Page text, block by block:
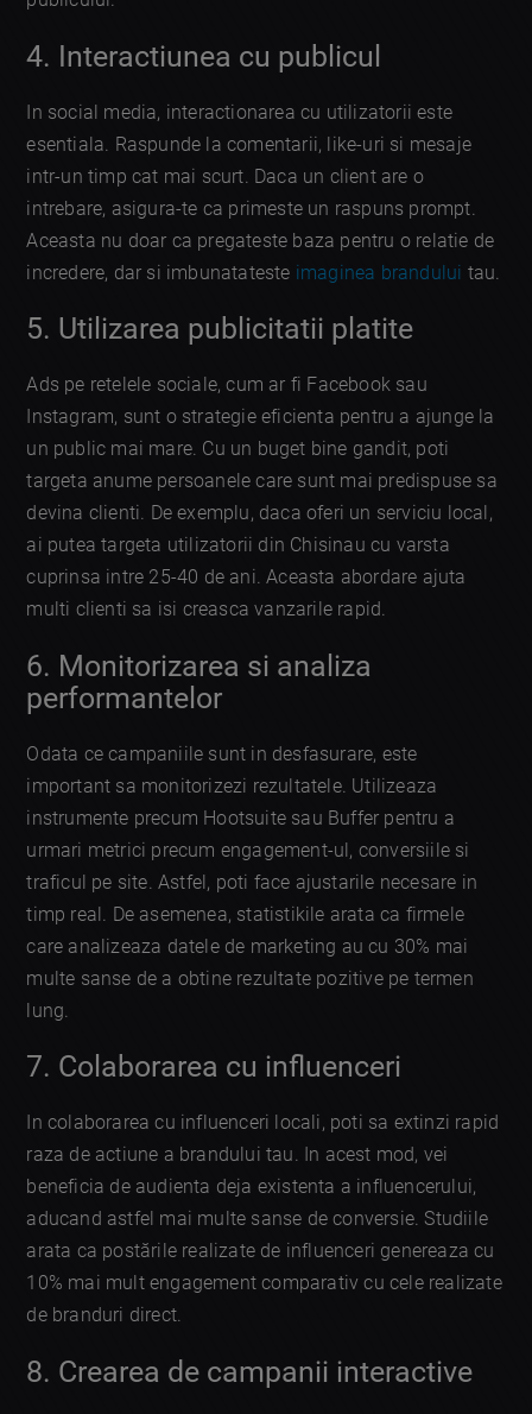
4. Interactiunea cu publicul
In social media, interactionarea cu utilizatorii este
esentiala. Raspunde la comentarii, like-uri si mesaje
intr-un timp cat mai scurt. Daca un client are o
intrebare, asigura-te ca primeste un raspuns prompt.
Aceasta nu doar ca pregateste baza pentru o relatie de
incredere, dar si imbunatateste imaginea brandului tau.
5. Utilizarea publicitatii platite
Ads pe retelele sociale, cum ar fi Facebook sau
Instagram, sunt o strategie eficienta pentru a ajunge la
un public mai mare. Cu un buget bine gandit, poti
targeta anume persoanele care sunt mai predispuse sa
devina clienti. De exemplu, daca oferi un serviciu local,
ai putea targeta utilizatorii din Chisinau cu varsta
cuprinsa intre 25-40 de ani. Aceasta abordare ajuta
multi clienti sa isi creasca vanzarile rapid.
6. Monitorizarea si analiza
performantelor
Odata ce campaniile sunt in desfasurare, este
important sa monitorizezi rezultatele. Utilizeaza
instrumente precum Hootsuite sau Buffer pentru a
urmari metrici precum engagement-ul, conversiile si
traficul pe site. Astfel, poti face ajustarile necesare in
timp real. De asemenea, statistikile arata ca firmele
care analizeaza datele de marketing au cu 30% mai
multe sanse de a obtine rezultate pozitive pe termen
lung.
7. Colaborarea cu influenceri
In colaborarea cu influenceri locali, poti sa extinzi rapid
raza de actiune a brandului tau. In acest mod, vei
beneficia de audienta deja existenta a influencerului,
aducand astfel mai multe sanse de conversie. Studiile
arata ca postările realizate de influenceri genereaza cu
10% mai mult engagement comparativ cu cele realizate
de branduri direct.
8. Crearea de campanii interactive